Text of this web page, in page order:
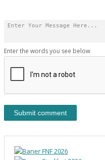
Enter the words you see below